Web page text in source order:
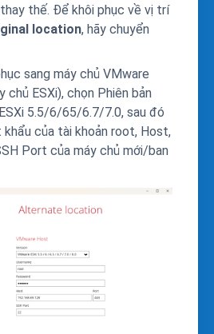
thế. Để khôi phục về vị trí
location, hãy chuyển
sang máy chủ VMware
chủ ESXi), chọn Phiên bản
5.5/6/65/6.7/7.0, sau đó
khẩu của tài khoản root, Host,
Port của máy chủ mới/ban